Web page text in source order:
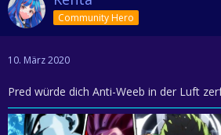
Community Hero
10. März 2020
Pred würde dich Anti-Weeb in der Luft